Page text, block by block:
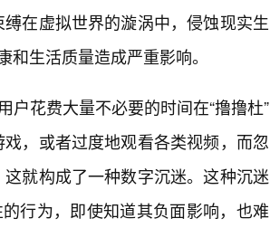
在虚拟世界的漩涡中，侵蚀现实生
和生活质量造成严重影响。
户花费大量不必要的时间在“撸撸杜”
，或者过度地观看各类视频，而忽
就构成了一种数字沉迷。这种沉迷
行为，即使知道其负面影响，也难